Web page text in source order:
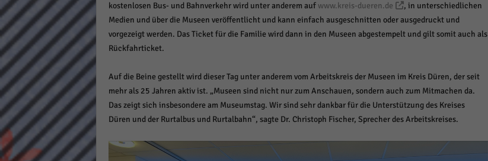
kostenlosen Bus- und Bahnverkehr wird unter anderem auf www.kreis-dueren.de
, in unterschiedlichen
Medien und über die Museen veröffentlicht und kann einfach ausgeschnitten oder ausgedruckt und
vorgezeigt werden. Das Ticket für die Familie wird dann in den Museen abgestempelt und gilt somit auch als
Rückfahrticket.
Auf die Beine gestellt wird dieser Tag unter anderem vom Arbeitskreis der Museen im Kreis Düren, der seit
mehr als 25 Jahren aktiv ist. „Museen sind nicht nur zum Anschauen, sondern auch zum Mitmachen da.
Das zeigt sich insbesondere am Museumstag. Wir sind sehr dankbar für die Unterstützung des Kreises
Düren und der Rurtalbus und Rurtalbahn“, sagte Dr. Christoph Fischer, Sprecher des Arbeitskreises.